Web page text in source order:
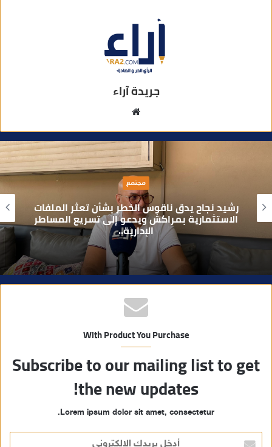
جريدة آراء
ق
ع
ا
ل
و
ي
ب
سياسة
الأمين الجهوي طارق حنيش وقيادات “الأصالة
والمعاصرة” يدشنون مقراً جديداً للحزب بتراب
المنارة مراكش
With Product You Purchase
Subscribe to our mailing list to get
the new updates!
Lorem ipsum dolor sit amet, consectetur.